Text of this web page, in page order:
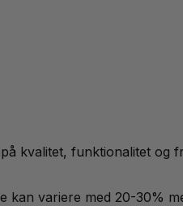
kvalitet, funktionalitet og
kan variere med 20-30%